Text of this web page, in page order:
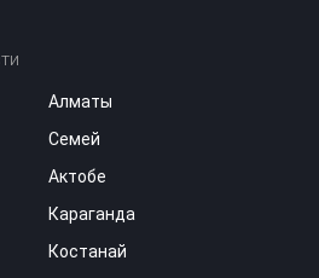
Алматы
Семей
Актобе
Караганда
Костанай